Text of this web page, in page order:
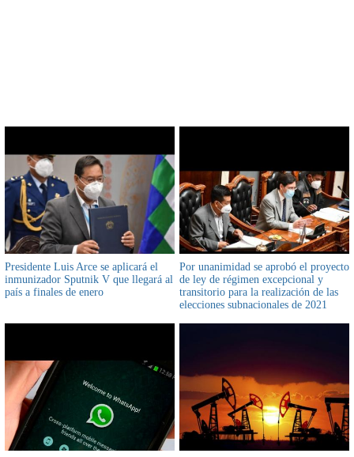
Presidente Luis Arce se aplicará el
inmunizador Sputnik V que llegará al
país a finales de enero
Por unanimidad se aprobó el proyecto
de ley de régimen excepcional y
transitorio para la realización de las
elecciones subnacionales de 2021